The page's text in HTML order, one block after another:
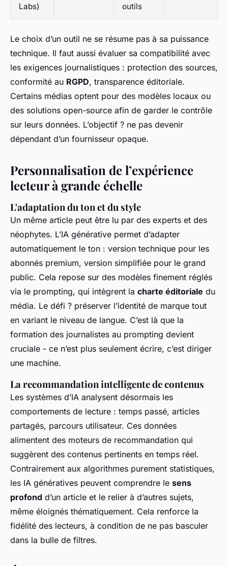
Labs)
outils
Le choix d’un outil ne se résume pas à sa puissance
technique. Il faut aussi évaluer sa compatibilité avec
les exigences journalistiques : protection des sources,
conformité au RGPD, transparence éditoriale.
Certains médias optent pour des modèles locaux ou
des solutions open-source afin de garder le contrôle
sur leurs données. L’objectif ? ne pas devenir
dépendant d’un fournisseur opaque.
Personnalisation de l’expérience
lecteur à grande échelle
L'adaptation du ton et du style
Un même article peut être lu par des experts et des
néophytes. L’IA générative permet d’adapter
automatiquement le ton : version technique pour les
abonnés premium, version simplifiée pour le grand
public. Cela repose sur des modèles finement réglés
via le prompting, qui intègrent la charte éditoriale du
média. Le défi ? préserver l’identité de marque tout
en variant le niveau de langue. C’est là que la
formation des journalistes au prompting devient
cruciale - ce n’est plus seulement écrire, c’est diriger
une machine.
La recommandation intelligente de contenus
Les systèmes d’IA analysent désormais les
comportements de lecture : temps passé, articles
partagés, parcours utilisateur. Ces données
alimentent des moteurs de recommandation qui
suggèrent des contenus pertinents en temps réel.
Contrairement aux algorithmes purement statistiques,
les IA génératives peuvent comprendre le sens
profond d’un article et le relier à d’autres sujets,
même éloignés thématiquement. Cela renforce la
fidélité des lecteurs, à condition de ne pas basculer
dans la bulle de filtres.